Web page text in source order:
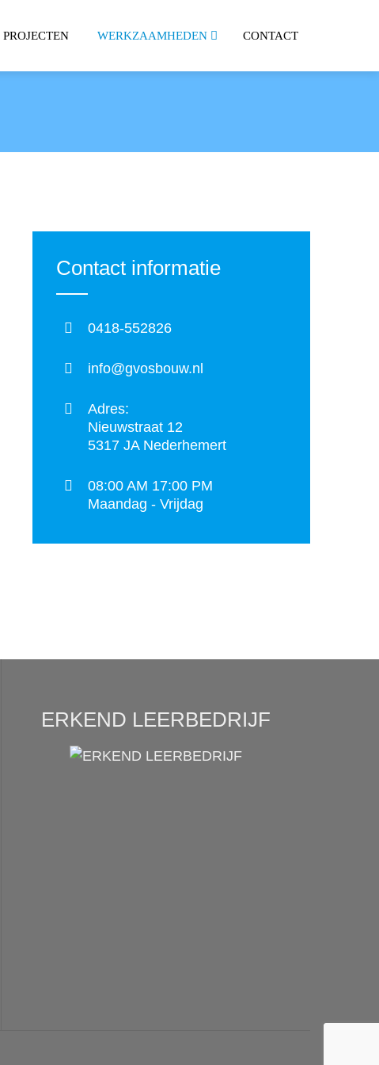
PROJECTEN WERKZAAMHEDEN CONTACT
Contact informatie
0418-552826
info@gvosbouw.nl
Adres:
Nieuwstraat 12
5317 JA Nederhemert
08:00 AM 17:00 PM
Maandag - Vrijdag
ERKEND LEERBEDRIJF